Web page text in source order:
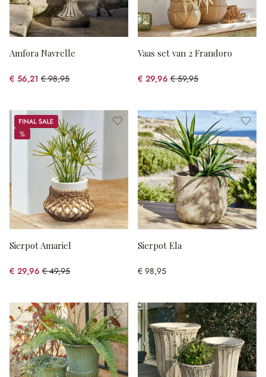
Amfora Navrelle
€ 56,21 € 98,95
(43.19% gespart)
Vaas set van 2 Frandoro
€ 29,96 € 59,95
(50.03% gespart)
Sale
%
%
Sierpot Amariel
€ 29,96 € 49,95
(40.02% gespart)
Sierpot Ela
€ 98,95